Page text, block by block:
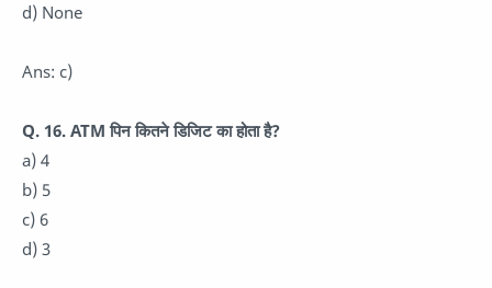
d) None
Ans: c)
Q. 16. ATM पिन कितने डिजिट का होता है?
a) 4
b) 5
c) 6
d) 3